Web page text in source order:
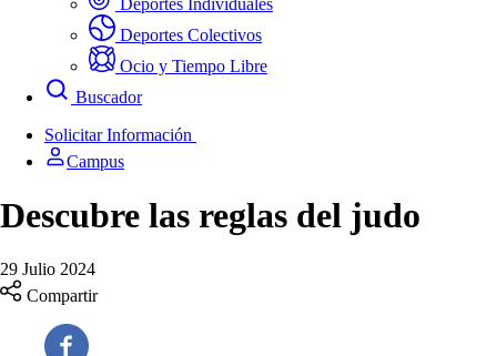
Deportes Individuales
Deportes Colectivos
Ocio y Tiempo Libre
Buscador
Solicitar Información
Campus
Descubre las reglas del judo
29 Julio 2024
Compartir